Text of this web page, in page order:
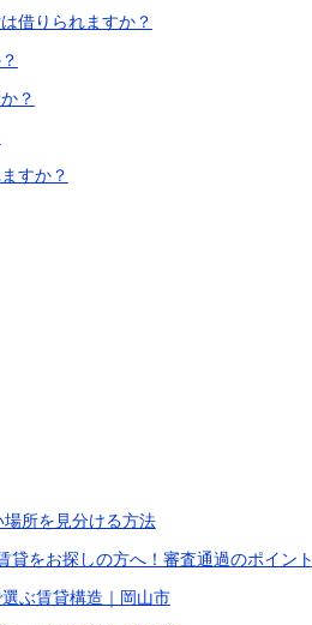
借りられますか？
？
すか？
所を見分ける方法
貸をお探しの方へ！審査通過のポイント
ぶ賃貸構造｜岡山市